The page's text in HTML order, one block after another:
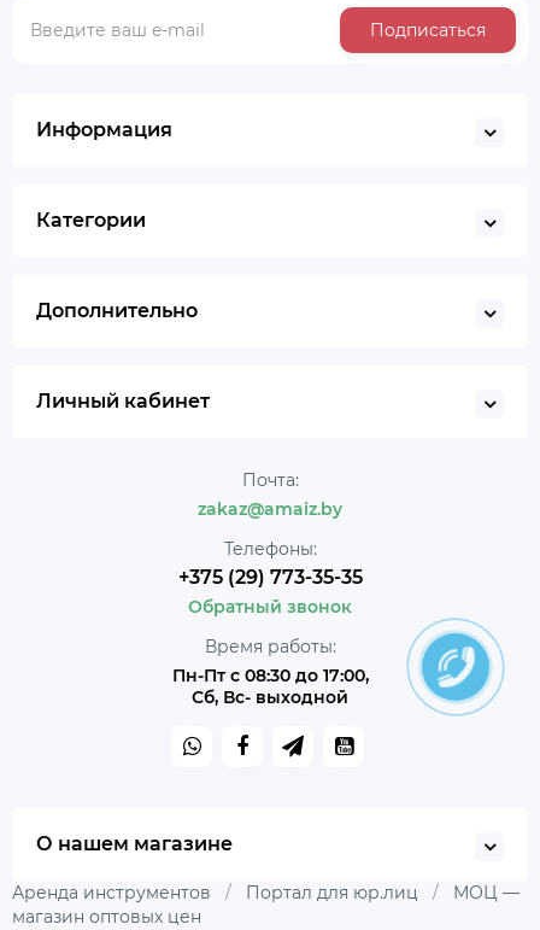
Подписаться
Информация
Категории
Дополнительно
Личный кабинет
Почта:
zakaz@amaiz.by
Телефоны:
+375 (29) 773-35-35
Обратный звонок
Время работы:
Пн-Пт с 08:30 до 17:00,
Сб, Вс- выходной
О нашем магазине
Аренда инструментов / Портал для юр.лиц /
МОЦ —
магазин оптовых цен